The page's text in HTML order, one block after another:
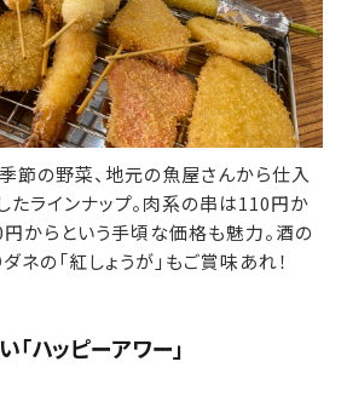
節の野菜、地元の魚屋さんから仕入
たラインナップ。肉系の串は110円か
からという手頃な価格も魅力。酒の
ネの「紅しょうが」もご賞味あれ！
ハッピーアワー」